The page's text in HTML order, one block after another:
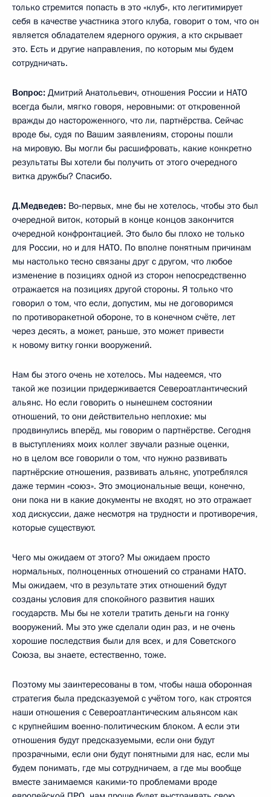
только стремится попасть в это «клуб», кто легитимирует
себя в качестве участника этого клуба, говорит о том, что он
является обладателем ядерного оружия, а кто скрывает
это. Есть и другие направления, по которым мы будем
сотрудничать.
Вопрос: Дмитрий Анатольевич, отношения России и НАТО
всегда были, мягко говоря, неровными: от откровенной
вражды до настороженного, что ли, партнёрства. Сейчас
вроде бы, судя по Вашим заявлениям, стороны пошли
на мировую. Вы могли бы расшифровать, какие конкретно
результаты Вы хотели бы получить от этого очередного
витка дружбы? Спасибо.
Д.Медведев: Во‑первых, мне бы не хотелось, чтобы это был
очередной виток, который в конце концов закончится
очередной конфронтацией. Это было бы плохо не только
для России, но и для НАТО. По вполне понятным причинам
мы настолько тесно связаны друг с другом, что любое
изменение в позициях одной из сторон непосредственно
отражается на позициях другой стороны. Я только что
говорил о том, что если, допустим, мы не договоримся
по противоракетной обороне, то в конечном счёте, лет
через десять, а может, раньше, это может привести
к новому витку гонки вооружений.
Нам бы этого очень не хотелось. Мы надеемся, что
такой же позиции придерживается Североатлантический
альянс. Но если говорить о нынешнем состоянии
отношений, то они действительно неплохие: мы
продвинулись вперёд, мы говорим о партнёрстве. Сегодня
в выступлениях моих коллег звучали разные оценки,
но в целом все говорили о том, что нужно развивать
партнёрские отношения, развивать альянс, употреблялся
даже термин «союз». Это эмоциональные вещи, конечно,
они пока ни в какие документы не входят, но это отражает
ход дискуссии, даже несмотря на трудности и противоречия,
которые существуют.
Чего мы ожидаем от этого? Мы ожидаем просто
нормальных, полноценных отношений со странами НАТО.
Мы ожидаем, что в результате этих отношений будут
созданы условия для спокойного развития наших
государств. Мы бы не хотели тратить деньги на гонку
вооружений. Мы это уже сделали один раз, и не очень
хорошие последствия были для всех, и для Советского
Союза, вы знаете, естественно, тоже.
Поэтому мы заинтересованы в том, чтобы наша оборонная
стратегия была предсказуемой с учётом того, как строятся
наши отношения с Североатлантическим альянсом как
с крупнейшим военно-политическим блоком. А если эти
отношения будут предсказуемыми, если они будут
прозрачными, если они будут понятными для нас, если мы
будем понимать, где мы сотрудничаем, а где мы вообще
вместе занимаемся какими‑то проблемами вроде